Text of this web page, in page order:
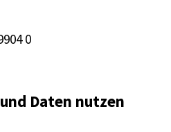
0
Daten nutzen